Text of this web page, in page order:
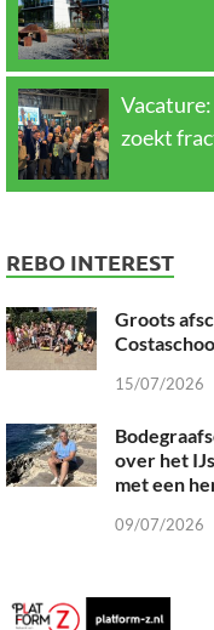
zoekt
REBO INTEREST
Groots
15/07/2026
over het
met een
09/07/2026